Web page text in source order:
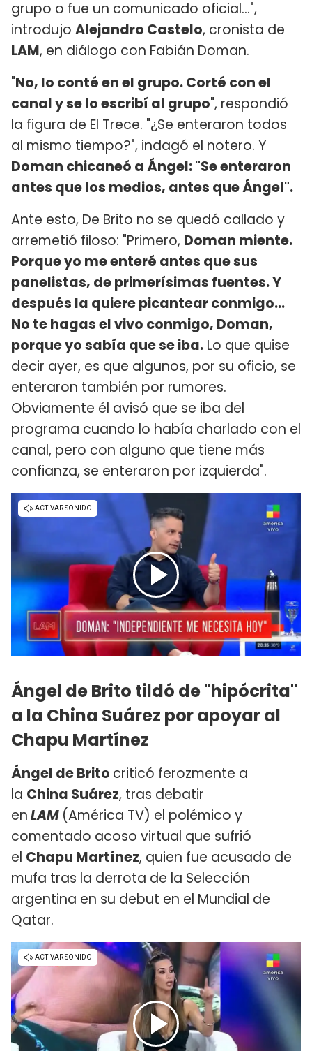
grupo o fue un comunicado oficial...",
introdujo Alejandro Castelo, cronista de
LAM, en diálogo con Fabián Doman.
"No, lo conté en el grupo. Corté con el
canal y se lo escribí al grupo", respondió
la figura de El Trece. "¿Se enteraron todos
al mismo tiempo?", indagó el notero. Y
Doman chicaneó a Ángel: "Se enteraron
antes que los medios, antes que Ángel".
Ante esto, De Brito no se quedó callado y
arremetió filoso: "Primero, Doman miente.
Porque yo me enteré antes que sus
panelistas, de primerísimas fuentes. Y
después la quiere picantear conmigo...
No te hagas el vivo conmigo, Doman,
porque yo sabía que se iba. Lo que quise
decir ayer, es que algunos, por su oficio, se
enteraron también por rumores.
Obviamente él avisó que se iba del
programa cuando lo había charlado con el
canal, pero con alguno que tiene más
confianza, se enteraron por izquierda".
Ángel de Brito tildó de "hipócrita"
a la China Suárez por apoyar al
Chapu Martínez
Ángel de Brito criticó ferozmente a
la China Suárez, tras debatir
enLAM (América TV) el polémico y
comentado acoso virtual que sufrió
el Chapu Martínez, quien fue acusado de
mufa tras la derrota de la Selección
argentina en su debut en el Mundial de
Qatar.